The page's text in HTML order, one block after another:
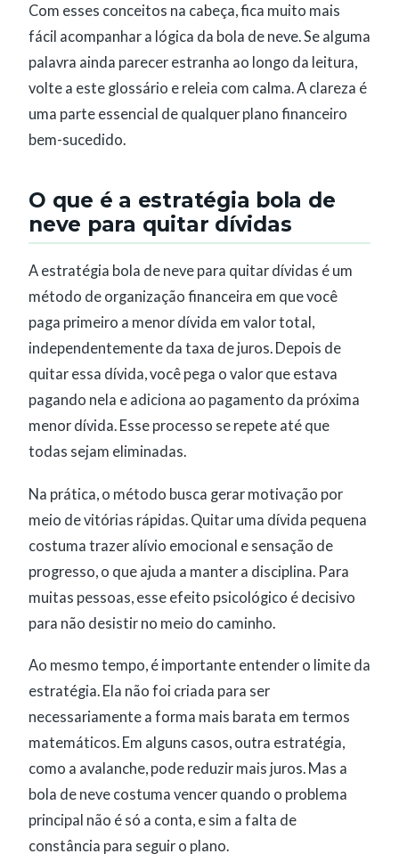
Com esses conceitos na cabeça, fica muito mais
fácil acompanhar a lógica da bola de neve. Se alguma
palavra ainda parecer estranha ao longo da leitura,
volte a este glossário e releia com calma. A clareza é
uma parte essencial de qualquer plano financeiro
bem-sucedido.
O que é a estratégia bola de
neve para quitar dívidas
A estratégia bola de neve para quitar dívidas é um
método de organização financeira em que você
paga primeiro a menor dívida em valor total,
independentemente da taxa de juros. Depois de
quitar essa dívida, você pega o valor que estava
pagando nela e adiciona ao pagamento da próxima
menor dívida. Esse processo se repete até que
todas sejam eliminadas.
Na prática, o método busca gerar motivação por
meio de vitórias rápidas. Quitar uma dívida pequena
costuma trazer alívio emocional e sensação de
progresso, o que ajuda a manter a disciplina. Para
muitas pessoas, esse efeito psicológico é decisivo
para não desistir no meio do caminho.
Ao mesmo tempo, é importante entender o limite da
estratégia. Ela não foi criada para ser
necessariamente a forma mais barata em termos
matemáticos. Em alguns casos, outra estratégia,
como a avalanche, pode reduzir mais juros. Mas a
bola de neve costuma vencer quando o problema
principal não é só a conta, e sim a falta de
constância para seguir o plano.